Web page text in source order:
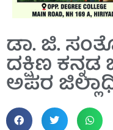
ಡಾ. ಜಿ.
ದಕ್ಷಿಣ
ಅಪರ